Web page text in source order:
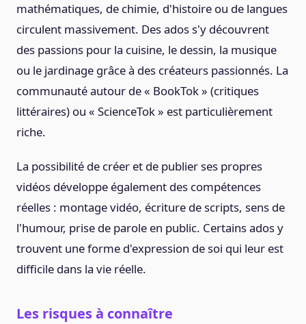
mathématiques, de chimie, d'histoire ou de langues
circulent massivement. Des ados s'y découvrent
des passions pour la cuisine, le dessin, la musique
ou le jardinage grâce à des créateurs passionnés. La
communauté autour de « BookTok » (critiques
littéraires) ou « ScienceTok » est particulièrement
riche.
La possibilité de créer et de publier ses propres
vidéos développe également des compétences
réelles : montage vidéo, écriture de scripts, sens de
l'humour, prise de parole en public. Certains ados y
trouvent une forme d'expression de soi qui leur est
difficile dans la vie réelle.
Les risques à connaître